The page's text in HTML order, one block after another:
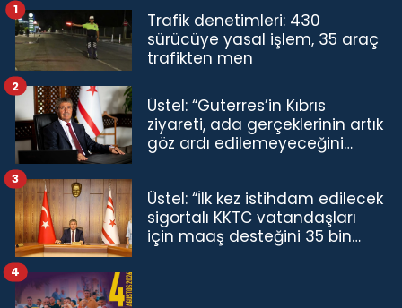
Trafik denetimleri: 430
sürücüye yasal işlem, 35 araç
trafikten men
1
Üstel: “Guterres’in Kıbrıs
ziyareti, ada gerçeklerinin artık
göz ardı edilemeyeceğini
2
Üstel: “İlk kez istihdam edilecek
sigortalı KKTC vatandaşları
için maaş desteğini 35 bin
3
4